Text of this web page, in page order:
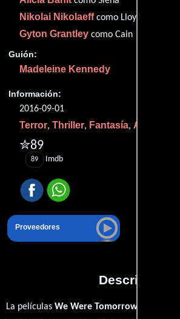
Nikolai Nikolaeffcomo Lloyd
Gyton Grantley como Cain
Guión:
Madeleine Kennedy
Información:
2016-09-01
Terror, Thriller, Fantasía, Acción
✮89
89 Imdb
Proveedores
Descripción
La películas We Were Tomorrow